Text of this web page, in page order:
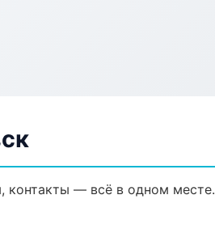
контакты — всё в одном месте.